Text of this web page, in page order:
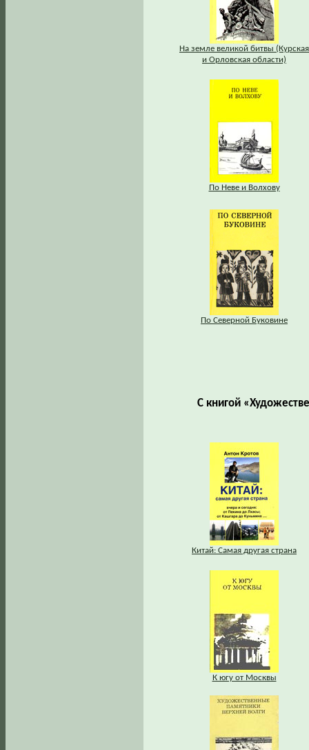
На земле великой битвы (Курская
и Орловская области)
По Неве и Волхову
По Северной Буковине
С книгой
Китай: Самая другая страна
К югу от Москвы